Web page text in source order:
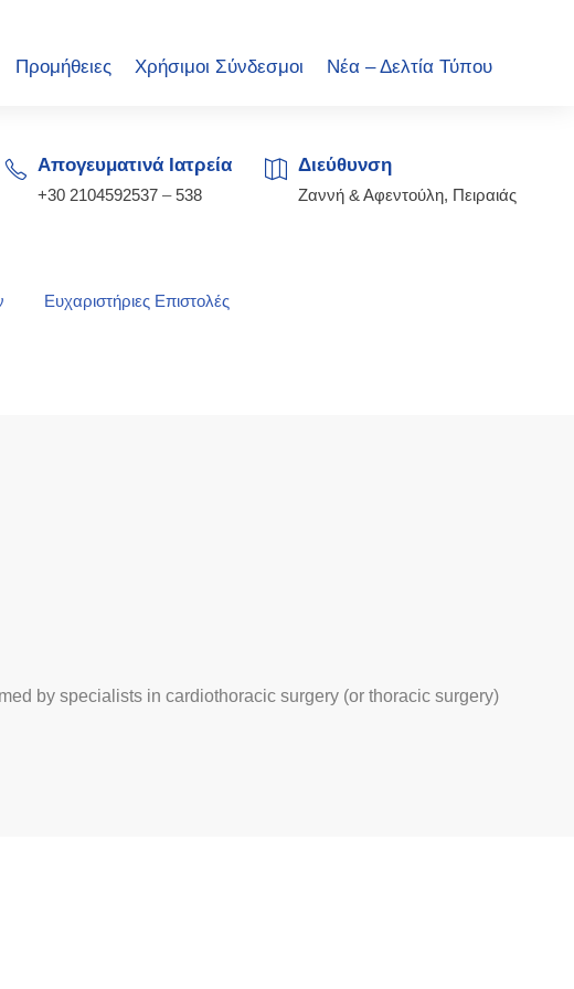
Προμήθειες Χρήσιμοι Σύνδεσμοι Νέα – Δελτία Τύπου
Απογευματινά Ιατρεία
+30 2104592537 –538
Διεύθυνση
Ζαννή & Αφεντούλη, Πειραιάς
Ευχαριστήριες Επιστολές
by specialists in cardiothoracic surgery (or thoracic surgery)